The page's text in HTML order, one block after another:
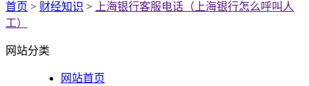
首页 > 财经知识 >
上海银行客服电话（上海银行怎么呼叫人
工）
网站分类
网站首页